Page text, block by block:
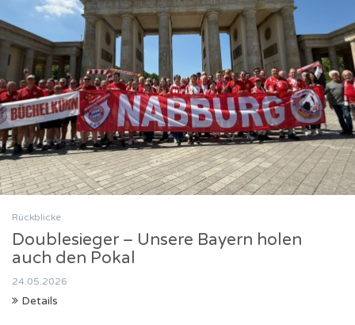
Rückblicke
Doublesieger – Unsere Bayern holen
auch den Pokal
24.05.2026
Details